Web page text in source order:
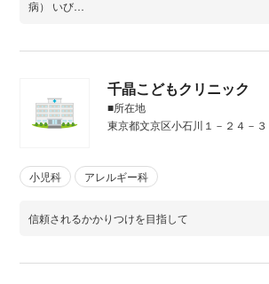
病） いび…
千晶こどもクリニック
■所在地
東京都文京区小石川１－２４－
小児科 アレルギー科
信頼されるかかりつけを目指して